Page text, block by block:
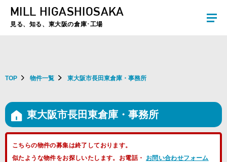
夏季休暇のお知らせ：2026年8月8日(土)～8月16日(日)まで休業とさせていた
MILL HIGASHIOSAKA
見る、知る、東大阪の倉庫･工場
TOP 物件一覧 東大阪市長田東倉庫・事務所
東大阪市長田東倉庫・事務所
こちらの物件の募集は終了しております。
似たような物件をお探しいたします。お電話・ お問い合わせフォーム